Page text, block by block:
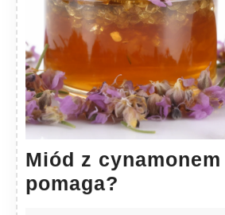
Miód z
pomaga?